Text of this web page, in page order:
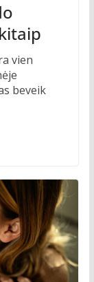
vien
beveik